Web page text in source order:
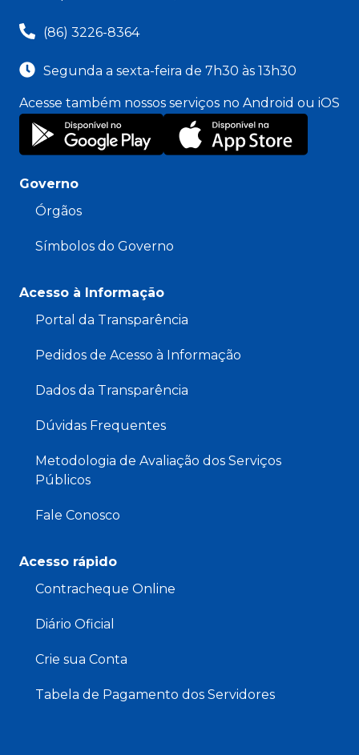
(86) 3226-8364
Segunda a sexta-feira de 7h30 às 13h30
Acesse também nossos serviços no Android ou iOS
Governo
Órgãos
Símbolos do Governo
Acesso à Informação
Portal da Transparência
Pedidos de Acesso à Informação
Dados da Transparência
Dúvidas Frequentes
Metodologia de Avaliação dos Serviços
Públicos
Fale Conosco
Acesso rápido
Contracheque Online
Diário Oficial
Crie sua Conta
Tabela de Pagamento dos Servidores